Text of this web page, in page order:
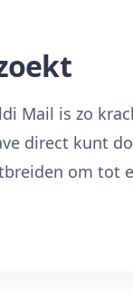
Mail is zo
direct kunt
om tot